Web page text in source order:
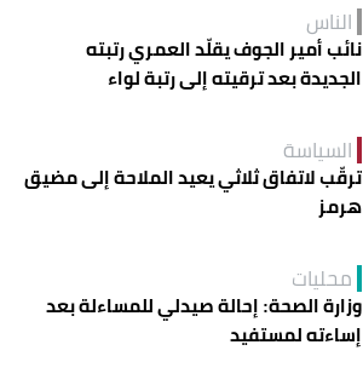
الناس
نائب أمير الجوف يقلّد العمري رتبته
الجديدة بعد ترقيته إلى رتبة لواء
السياسة
ترقّب لاتفاق ثلاثي يعيد الملاحة إلى مضيق
هرمز
محليات
وزارة الصحة: إحالة صيدلي للمساءلة بعد
إساءته لمستفيد